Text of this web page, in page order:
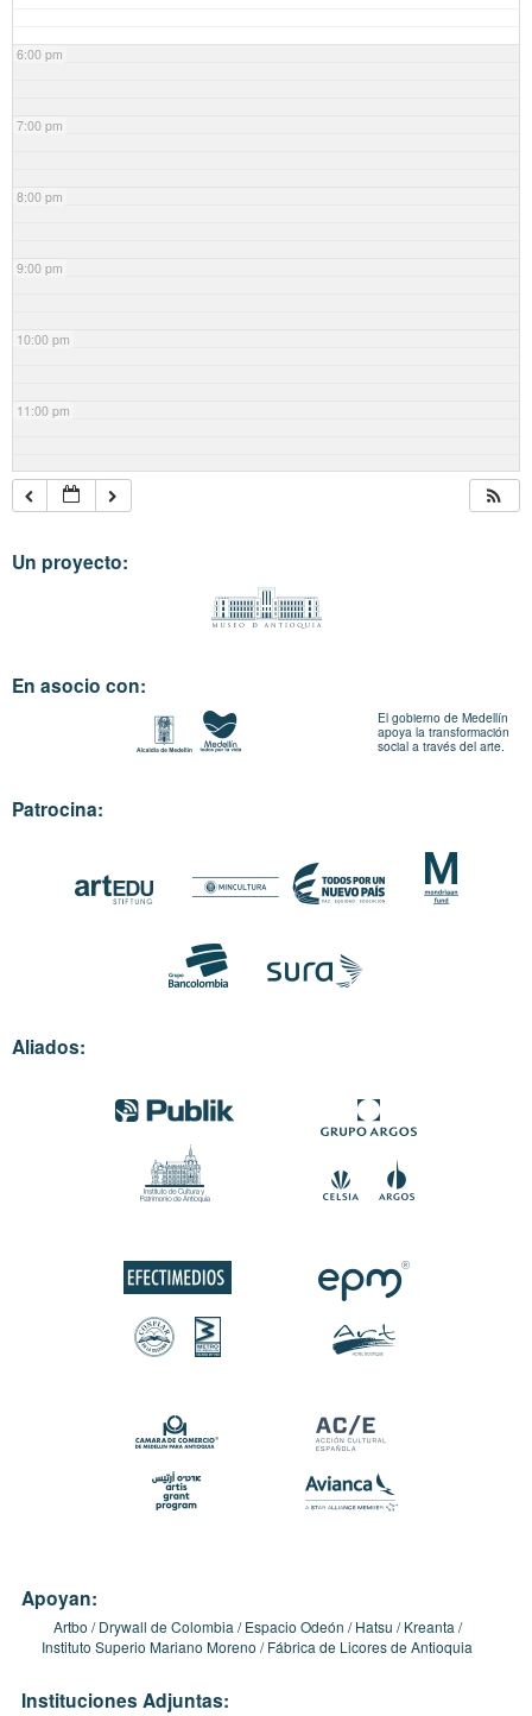
6:00 pm
7:00 pm
8:00 pm
9:00 pm
10:00 pm
11:00 pm
Un proyecto:
En asocio con:
El gobierno de Medellín
apoya la transformación
social a través del arte.
Patrocina:
Aliados:
Apoyan:
Artbo Drywall de Colombia Espacio Odeón Hatsu
Kreanta
Instituto Superio Mariano Moreno
Fábrica de Licores de Antioquia
Instituciones Adjuntas: